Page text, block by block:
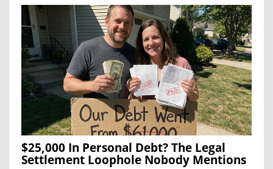
$25,000 In Personal Debt? The Legal
Settlement Loophole Nobody Mentions